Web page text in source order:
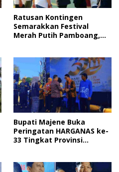
Ratusan Kontingen
Semarakkan Festival
Merah Putih Pamboang,
Tanah Air
Bupati Majene Buka
Peringatan HARGANAS ke-
33 Tingkat Provinsi
Keluarga